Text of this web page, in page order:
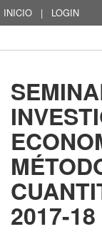
INICIO | LOGIN
2017-18